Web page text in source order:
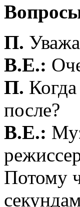
П.
В.Е.:
П.
после?
В.Е.:
Потому